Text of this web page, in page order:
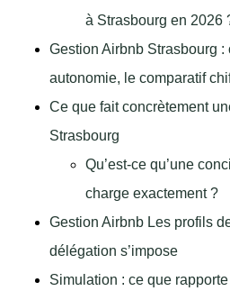
à Strasbourg en 2026
Gestion Airbnb Strasbourg
autonomie, le comparatif
Ce que fait concrètement
Strasbourg
Qu’est-ce qu’une
charge exactement ?
Gestion Airbnb Les profils
délégation s’impose
Simulation : ce que